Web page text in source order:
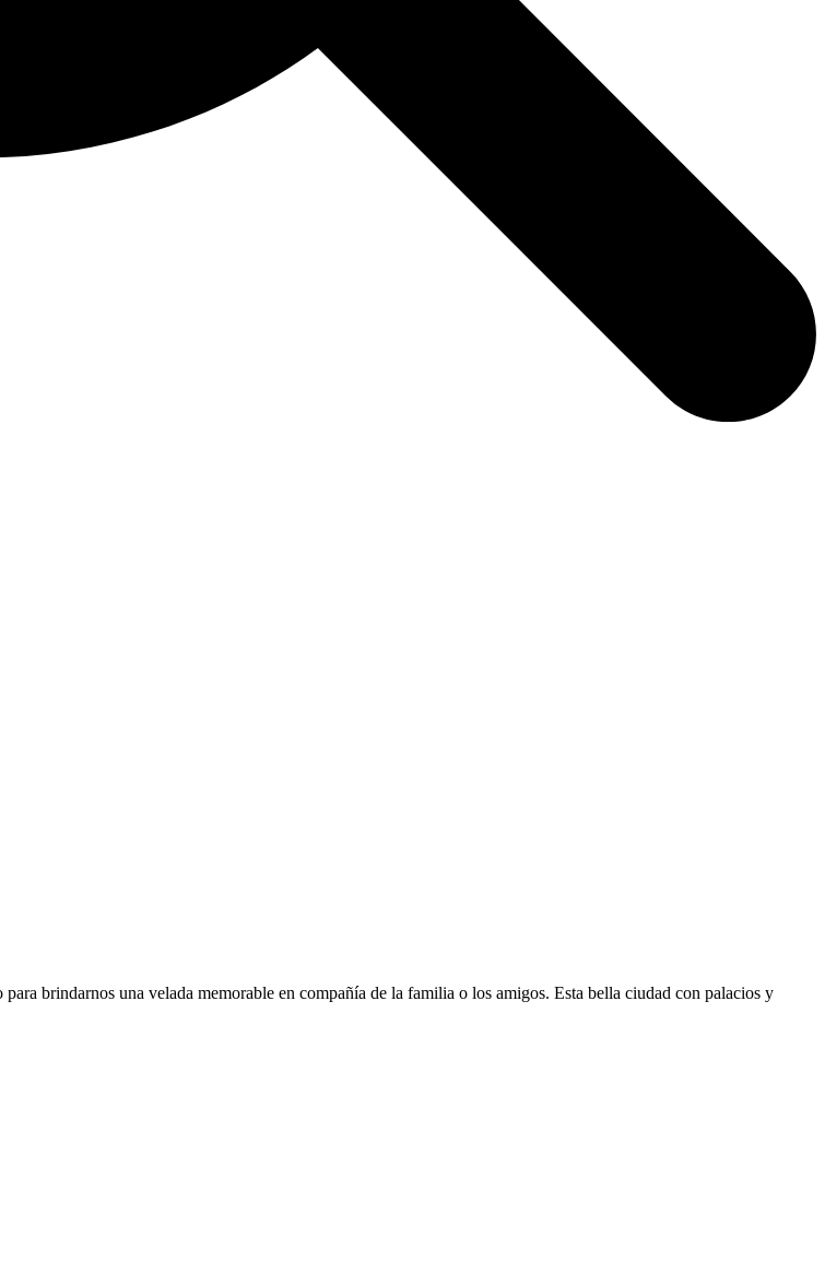
brindarnos una velada memorable en compañía de la familia o los amigos. Esta bella ciudad con palacios y